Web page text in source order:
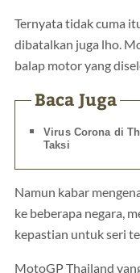
Ternyata tidak cuma
dibatalkan juga lho.
balap motor yang
Baca Juga
Virus Corona di
Taksi
Namun kabar
ke beberapa negara,
kepastian untuk seri
MotoGP Thailand